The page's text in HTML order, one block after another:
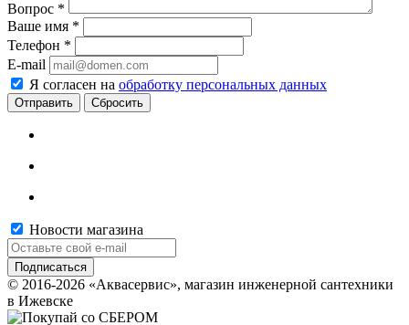
Вопрос *
Ваше имя *
Телефон *
E-mail
Я согласен на обработку персональных данных
Сбросить
Новости магазина
© 2016-2026 «Аквасервис», магазин инженерной сантехники
в Ижевске